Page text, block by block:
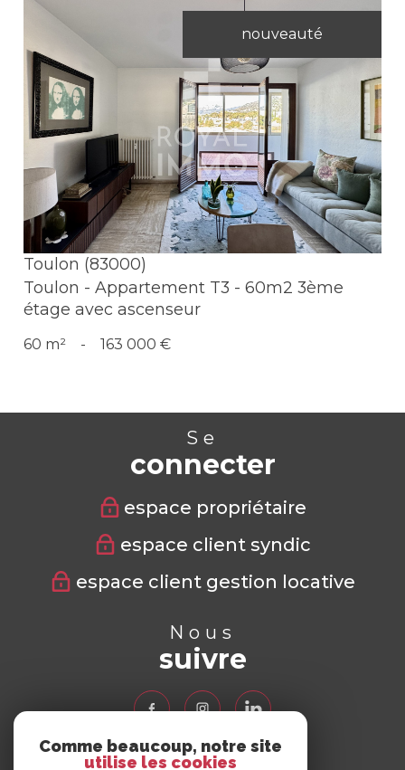
nouveauté
Voir le bien
Toulon (83000)
Toulon - Appartement T3 - 60m2 3ème
étage avec ascenseur
60 m² - 163 000 €
Se
connecter
espace propriétaire
espace client syndic
espace client gestion locative
Nous
suivre
Comme beaucoup, notre site
utilise les cookies